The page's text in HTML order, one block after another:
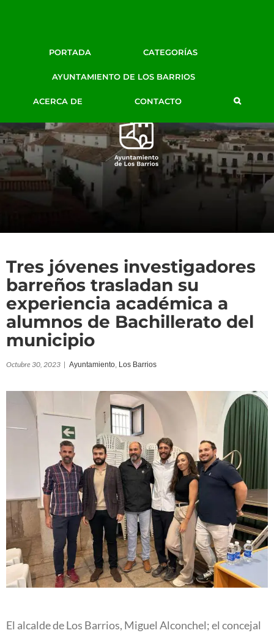
BLOG DE PRENSA
AYTO. LOS BARRIOS
PORTADA CATEGORÍAS
AYUNTAMIENTO DE LOS BARRIOS
ACERCA DE CONTACTO
Tres jóvenes investigadores
barreños trasladan su
experiencia académica a
alumnos de Bachillerato del
municipio
Octubre 30, 2023 | Ayuntamiento, Los Barrios
El alcalde de Los Barrios, Miguel Alconchel; el concejal